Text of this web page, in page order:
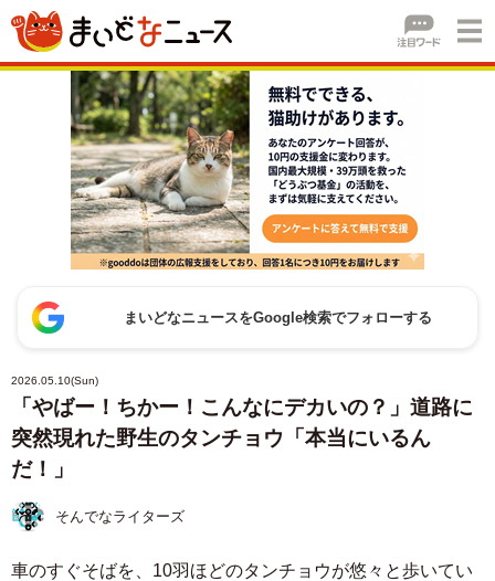
まいどなニュースをGoogle検索でフォローする
2026.05.10(Sun)
「やばー！ちかー！こんなにデカいの？」道路に
突然現れた野生のタンチョウ「本当にいるん
だ！」
そんでなライターズ
車のすぐそばを、10羽ほどのタンチョウが悠々と歩いてい